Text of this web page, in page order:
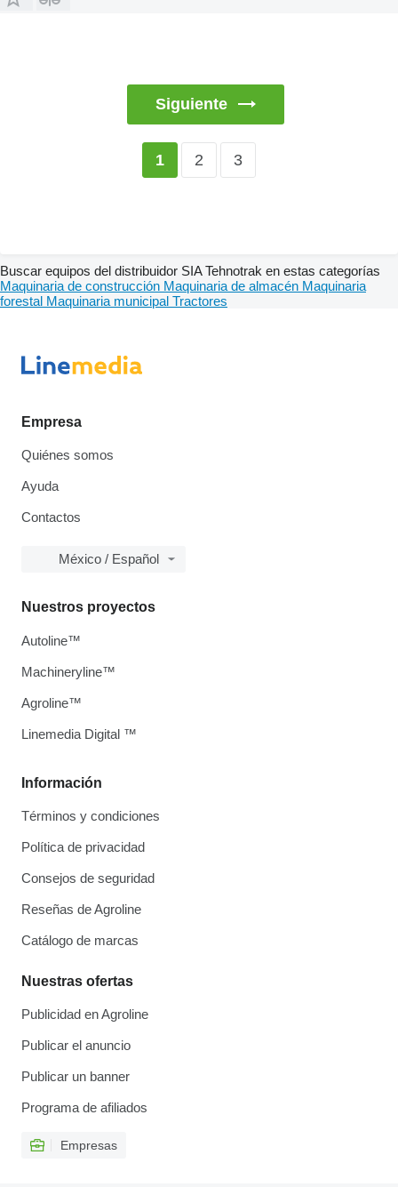
Siguiente
1 2 3
Buscar equipos del distribuidor SIA Tehnotrak en estas categorías
Maquinaria de construcción Maquinaria de almacén Maquinaria
forestal Maquinaria municipal Tractores
Empresa
Quiénes somos
Ayuda
Contactos
México / Español
Información
Términos y condiciones
Política de privacidad
Consejos de seguridad
Reseñas de Agroline
Catálogo de marcas
Nuestras ofertas
Publicidad en Agroline
Publicar el anuncio
Publicar un banner
Programa de afiliados
Empresas
Nuestros proyectos
Autoline™
Machineryline™
Agroline™
Linemedia Digital ™